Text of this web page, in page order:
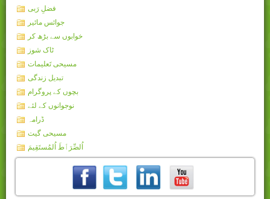
فضلِ رَبی
جوائس مائیر
خوابوں سے بڑھ کر
ٹاک شوز
مسیحی تَعلیمات
تبدیل زندگی
بچوں کے پروگرام
نوجوانوں کے لئے
ڈرامہ
مسیحی گیت
اُلصِّرَٲطَ اُلمُستَقِيمَ